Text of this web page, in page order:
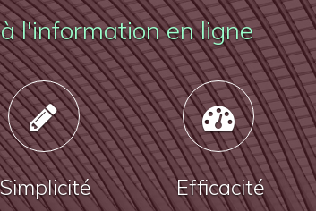
l'information en ligne
Simplicité Efficacité